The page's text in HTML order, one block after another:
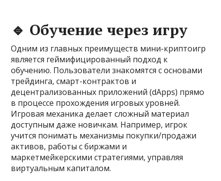
🔹 Обучение через игру
Одним из главных преимуществ мини-криптоигр
является геймифицированный подход к
обучению. Пользователи знакомятся с основами
трейдинга, смарт-контрактов и
децентрализованных приложений (dApps) прямо
в процессе прохождения игровых уровней.
Игровая механика делает сложный материал
доступным даже новичкам. Например, игрок
учится понимать механизмы покупки/продажи
активов, работы с биржами и
маркетмейкерскими стратегиями, управляя
виртуальным капиталом.